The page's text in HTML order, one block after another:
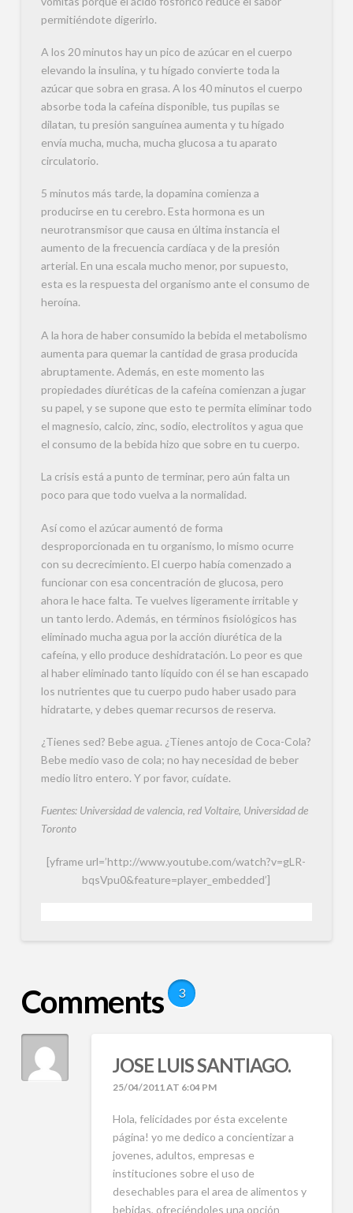
permitiéndote digerirlo.
A los 20 minutos hay un pico de azúcar en el cuerpo
elevando la insulina, y tu hígado convierte toda la
azúcar que sobra en grasa. A los 40 minutos el cuerpo
absorbe toda la cafeína disponible, tus pupilas se
dilatan, tu presión sanguínea aumenta y tu hígado
envía mucha, mucha, mucha glucosa a tu aparato
circulatorio.
5 minutos más tarde, la dopamina comienza a
producirse en tu cerebro. Esta hormona es un
neurotransmisor que causa en última instancia el
aumento de la frecuencia cardíaca y de la presión
arterial. En una escala mucho menor, por supuesto,
esta es la respuesta del organismo ante el consumo de
heroína.
A la hora de haber consumido la bebida el metabolismo
aumenta para quemar la cantidad de grasa producida
abruptamente. Además, en este momento las
propiedades diuréticas de la cafeína comienzan a jugar
su papel, y se supone que esto te permita eliminar todo
el magnesio, calcio, zinc, sodio, electrolitos y agua que
el consumo de la bebida hizo que sobre en tu cuerpo.
La crisis está a punto de terminar, pero aún falta un
poco para que todo vuelva a la normalidad.
Así como el azúcar aumentó de forma
desproporcionada en tu organismo, lo mismo ocurre
con su decrecimiento. El cuerpo había comenzado a
funcionar con esa concentración de glucosa, pero
ahora le hace falta. Te vuelves ligeramente irritable y
un tanto lerdo. Además, en términos fisiológicos has
eliminado mucha agua por la acción diurética de la
cafeína, y ello produce deshidratación. Lo peor es que
al haber eliminado tanto líquido con él se han escapado
los nutrientes que tu cuerpo pudo haber usado para
hidratarte, y debes quemar recursos de reserva.
¿Tienes sed? Bebe agua. ¿Tienes antojo de Coca-Cola?
Bebe medio vaso de cola; no hay necesidad de beber
medio litro entero. Y por favor, cuídate.
Fuentes: Universidad de valencia, red Voltaire, Universidad de
Toronto
[yframe url=’http://www.youtube.com/watch?v=gLR-
bqsVpu0&feature=player_embedded’]
Comments 3
JOSE LUIS SANTIAGO.
25/04/2011 AT 6:04 PM
Hola, felicidades por ésta excelente
página! yo me dedico a concientizar a
jovenes, adultos, empresas e
instituciones sobre el uso de
desechables para el area de alimentos y
bebidas, ofreciéndoles una opción